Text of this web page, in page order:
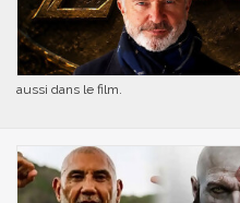
aussi dans le film.